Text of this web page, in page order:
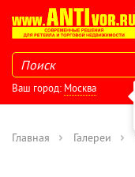
Ваш город: Москва
Главная Галереи